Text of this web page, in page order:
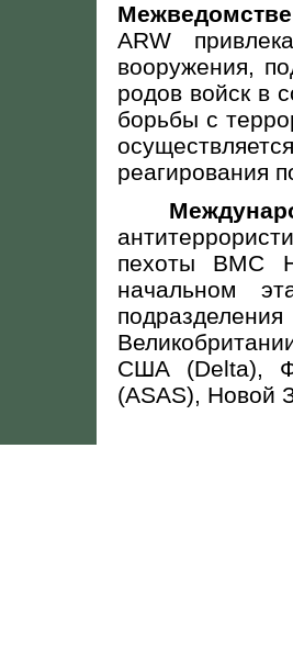
ARW
вооружения,
родов войск в
борьбы с
реагирования
пехоты ВМС
начальном
США (Delta),
(ASAS), Новой